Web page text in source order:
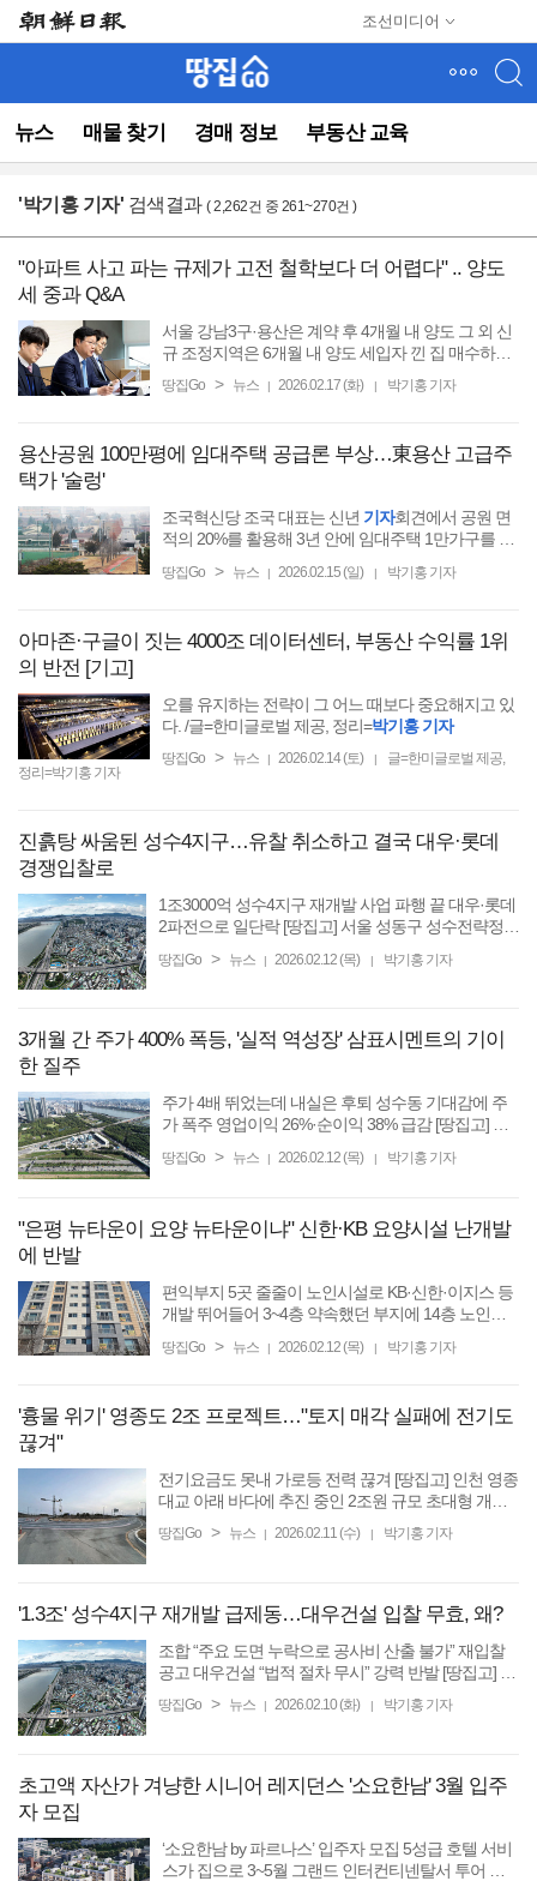
조선미디어
뉴스 매물 찾기 경매 정보 부동산 교육
뉴
(컨
영
동)
'박기홍 기자' 검색결과 ( 2,262건 중 261~270건 )
"아파트 사고 파는 규제가 고전 철학보다 더 어렵다" .. 양도
세 중과 Q&A
서울 강남3구·용산은 계약 후 4개월 내 양도 그 외 신
규 조정지역은 6개월 내 양도 세입자 낀 집 매수하면
근 국토교통부·금융위원회와 함께 합동 브리핑을 열
땅집Go > 뉴스 2026.02.17 (화) 박기홍 기자
용산공원 100만평에 임대주택 공급론 부상…東용산 고급주
택가 '술렁'
조국혁신당 조국 대표는 신년 기자회견에서 공원 면
적의 20%를 활용해 3년 안에 임대주택 1만가구를 공
땅집Go > 뉴스 | 2026.02.15 (일) | 박기홍 기자
아마존·구글이 짓는 4000조 데이터센터, 부동산 수익률 1위
의 반전 [기고]
오를 유지하는 전략이 그 어느 때보다 중요해지고 있
다. /글=한미글로벌 제공, 정리=박기홍 기자
땅집Go > 뉴스 | 2026.02.14 (토) |
글=한미글로벌 제공,
정리=박기홍 기자
진흙탕 싸움된 성수4지구…유찰 취소하고 결국 대우·롯데
경쟁입찰로
1조3000억 성수4지구 재개발 사업 파행 끝 대우·롯데
2파전으로 일단락 [땅집고] 서울 성동구 성수전략정비
국 ‘경쟁입찰’로 정상화 수순을 밟는다. 총공사비만 ...
땅집Go > 뉴스 | 2026.02.12 (목) | 박기홍 기자
3개월 간 주가 400% 폭등, '실적 역성장' 삼표시멘트의 기이
한 질주
주가 4배 뛰었는데 내실은 후퇴 성수동 기대감에 주
가 폭주 영업이익 26%·순이익 38% 급감 [땅집고] 삼
다. 주가는 한때 2만 원 선을 넘보며 52주 최고가에 근
땅집Go > 뉴스 | 2026.02.12 (목) | 박기홍 기자
"은평 뉴타운이 요양 뉴타운이냐" 신한·KB 요양시설 난개발
에 반발
편익부지 5곳 줄줄이 노인시설로 KB·신한·이지스 등
개발 뛰어들어 3~4층 약속했던 부지에 14층 노인복
울 은평구 진관동 은평뉴타운폭포동4단지 일대. 북한
땅집Go > 뉴스 | 2026.02.12 (목) | 박기홍 기자
'흉물 위기' 영종도 2조 프로젝트…"토지 매각 실패에 전기도
끊겨"
전기요금도 못내 가로등 전력 끊겨 [땅집고] 인천 영종
대교 아래 바다에 추진 중인 2조원 규모 초대형 개발
로 오랫동안 자금난에 시달리던 중 최근 전기요금을
땅집Go > 뉴스 | 2026.02.11 (수) | 박기홍 기자
'1.3조' 성수4지구 재개발 급제동…대우건설 입찰 무효, 왜?
조합 “주요 도면 누락으로 공사비 산출 불가” 재입찰
공고 대우건설 “법적 절차 무시” 강력 반발 [땅집고] 서
발 시공사 선정 입찰이 대우건설의 서류 미비로 유찰
땅집Go > 뉴스 | 2026.02.10 (화) | 박기홍 기자
초고액 자산가 겨냥한 시니어 레지던스 '소요한남' 3월 입주
자 모집
‘소요한남 by 파르나스’ 입주자 모집 5성급 호텔 서비
스가 집으로 3~5월 그랜드 인터컨티넨탈서 투어 프